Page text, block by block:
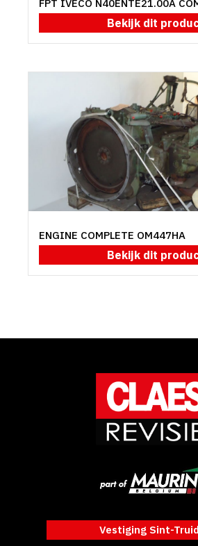
FPT IVECO N40ENTE21.00A
Bekijk dit
ENGINE COMPLETE OM447HA
Bekijk dit
Vestiging Sint-